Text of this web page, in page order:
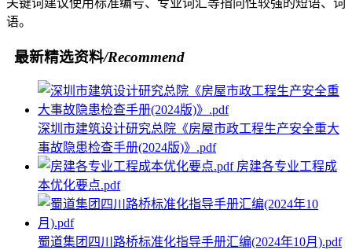
关键词建议使用标准编号、专业词汇等指向性较强的短语、词
语。
最新精选资料/Recommend
深圳市建筑设计研究总院《房屋市政工程生产安全重大
事故隐患检查手册(2024版)》.pdf
房建各专业工程成
本优化要点.pdf
蜀道集团四川路桥标准化指导手册汇编(2024年10月).pdf